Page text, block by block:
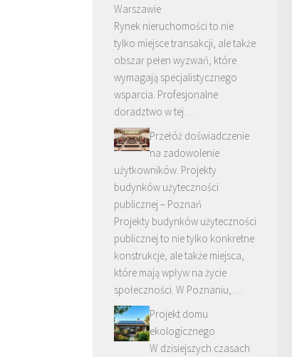
Warszawie
Rynek nieruchomości to nie
tylko miejsce transakcji, ale także
obszar pełen wyzwań, które
wymagają specjalistycznego
wsparcia. Profesjonalne
doradztwo w tej …
Przełóż doświadczenie
na zadowolenie
użytkowników. Projekty
budynków użyteczności
publicznej – Poznań
Projekty budynków użyteczności
publicznej to nie tylko konkretne
konstrukcje, ale także miejsca,
które mają wpływ na życie
społeczności. W Poznaniu, …
Projekt domu
ekologicznego
W dzisiejszych czasach